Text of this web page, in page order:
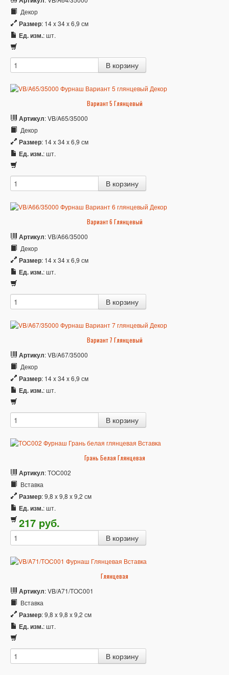
Декор
Размер: 14 x 34 x 6,9 см
Ед. изм.: шт.
Вариант 5 Глянцевый
Артикул: VB/A65/35000
Декор
Размер: 14 x 34 x 6,9 см
Ед. изм.: шт.
Вариант 6 Глянцевый
Артикул: VB/A66/35000
Декор
Размер: 14 x 34 x 6,9 см
Ед. изм.: шт.
Вариант 7 Глянцевый
Артикул: VB/A67/35000
Декор
Размер: 14 x 34 x 6,9 см
Ед. изм.: шт.
Грань Белая Глянцевая
Артикул: TOC002
Вставка
Размер: 9,8 x 9,8 x 9,2 см
Ед. изм.: шт.
217 pуб.
Глянцевая
Артикул: VB/A71/TOC001
Вставка
Размер: 9,8 x 9,8 x 9,2 см
Ед. изм.: шт.